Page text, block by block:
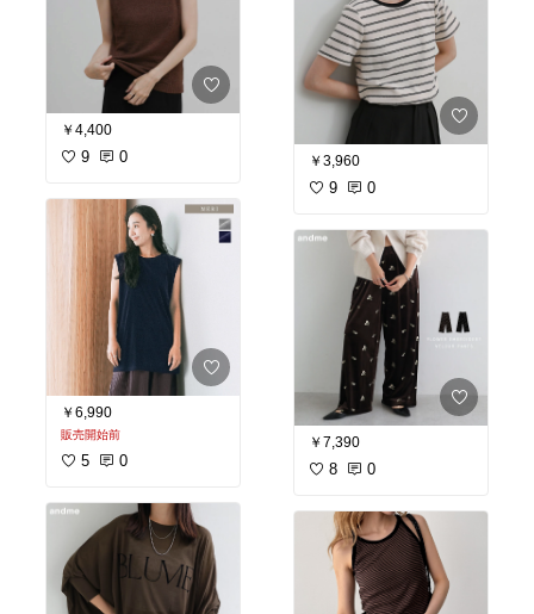
￥4,400
9 0
￥6,990
販売開始前
5 0
￥3,960
9 0
￥7,390
8 0